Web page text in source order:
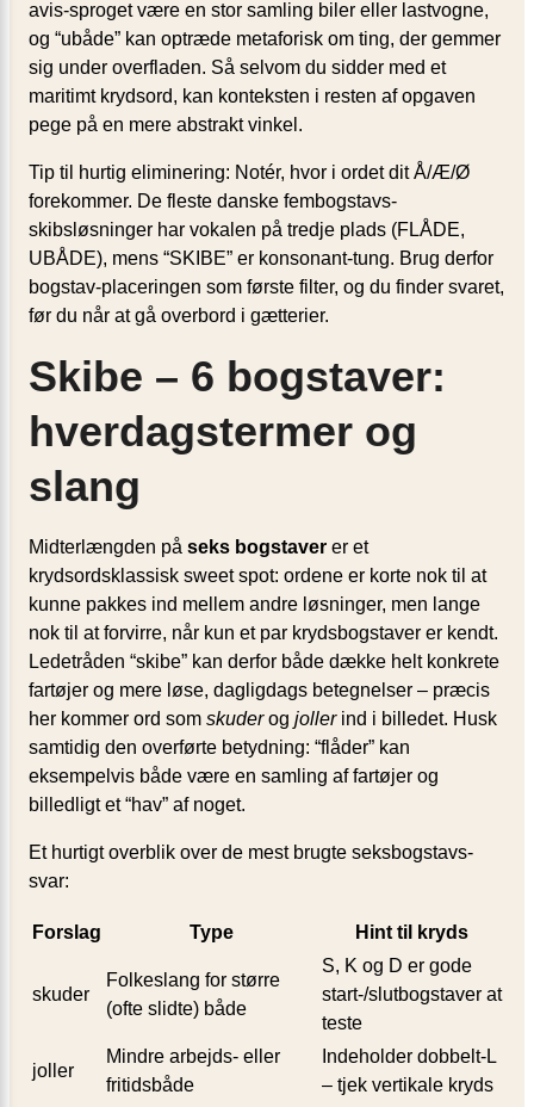
avis-sproget være en stor samling biler eller lastvogne,
og “ubåde” kan optræde metaforisk om ting, der gemmer
sig under overfladen. Så selvom du sidder med et
maritimt krydsord, kan konteksten i resten af opgaven
pege på en mere abstrakt vinkel.
Tip til hurtig eliminering: Notér, hvor i ordet dit Å/Æ/Ø
forekommer. De fleste danske fembogstavs-
skibsløsninger har vokalen på tredje plads (FLÅDE,
UBÅDE), mens “SKIBE” er konsonant-tung. Brug derfor
bogstav-placeringen som første filter, og du finder svaret,
før du når at gå overbord i gætterier.
Skibe – 6 bogstaver:
hverdagstermer og
slang
Midterlængden på seks bogstaver er et
krydsordsklassisk sweet spot: ordene er korte nok til at
kunne pakkes ind mellem andre løsninger, men lange
nok til at forvirre, når kun et par krydsbogstaver er kendt.
Ledetråden “skibe” kan derfor både dække helt konkrete
fartøjer og mere løse, dagligdags betegnelser – præcis
her kommer ord som skuderog jollerind i billedet. Husk
samtidig den overførte betydning: “flåder” kan
eksempelvis både være en samling af fartøjer og
billedligt et “hav” af noget.
Et hurtigt overblik over de mest brugte seksbogstavs-
svar:
Forslag Type Hint til kryds
skuder
Folkeslang for større
(ofte slidte) både
S, K og D er gode
start-/slutbogstaver at
teste
joller
Mindre arbejds- eller
fritidsbåde
Indeholder dobbelt-L
– tjek vertikale kryds